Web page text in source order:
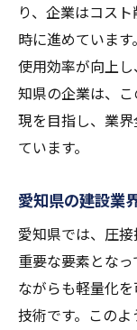
り、企業はコス
時に進めていま
使用効率が向上
知県の企業は、
現を目指し、業
ています。
愛知県の建設業
愛知県では、圧
重要な要素とな
ながらも軽量化
技術です。この